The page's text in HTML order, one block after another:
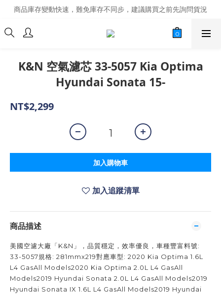
商品庫存變動快速，難免庫存不同步，建議購買之前先詢問貨況
商品庫存變動快速，難免庫存不同步，建議購買之前先詢問貨況
經營超過20年的改裝老字號，安全有保障
K&N 空氣濾芯 33-5057 Kia Optima
Hyundai Sonata 15-
NT$2,299
加入購物車
加入追蹤清單
商品描述
美國空濾大廠「K&N」，品質穩定，效率優良，車種豐富料號:
33-5057規格: 281mmx219對應車型: 2020 Kia Optima 1.6L
L4 GasAll Models2020 Kia Optima 2.0L L4 GasAll
Models2019 Hyundai Sonata 2.0L L4 GasAll Models2019
Hyundai Sonata IX 1.6L L4 GasAll Models2019 Hyundai